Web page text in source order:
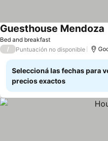
Bed and breakfast
Guesthouse Mendoza
/ Puntuación no disponible
Seleccioná las fechas para
precios exactos